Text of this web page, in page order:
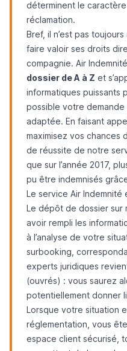
déterminent le
réclamation.
Bref, il n’est pas
faire valoir ses droits
compagnie. Air
dossier de A à Z et
informatiques puissants
possible votre
adaptée. En faisant
maximisez vos chances
de réussite de notre
que sur l’année 2017,
pu être indemnisés
Le service Air Indemnité
Le dépôt de dossier sur
avoir rempli les
à l’analyse de votre
surbooking,
experts juridiques
(ouvrés) : vous saurez
potentiellement donner
Lorsque votre situation
réglementation, vous
espace client sécurisé,